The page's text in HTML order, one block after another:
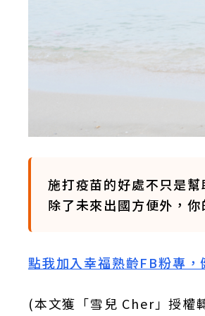
施打疫苗的好處不只是
除了未來出國方便外，
點我加入幸福熟齡FB粉專，
(本文獲「雪兒 Cher」授權